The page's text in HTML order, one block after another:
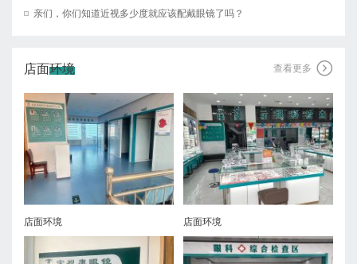
亲们，你们知道近视多少度就应该配戴眼镜了吗？
店面环境 查看更多 
店面环境 店面环境